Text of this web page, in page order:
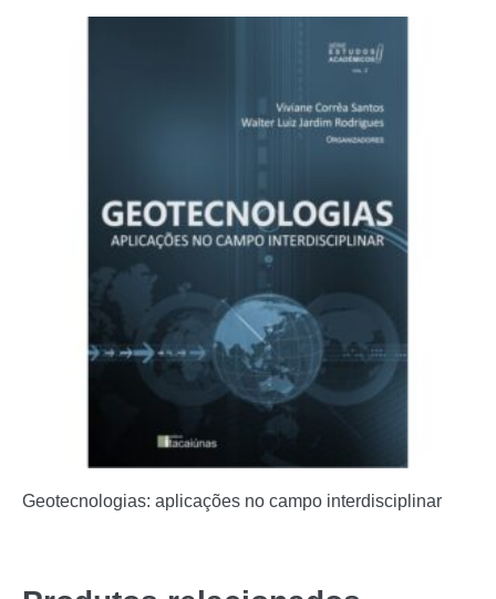
Geotecnologias: aplicações no campo interdisciplinar